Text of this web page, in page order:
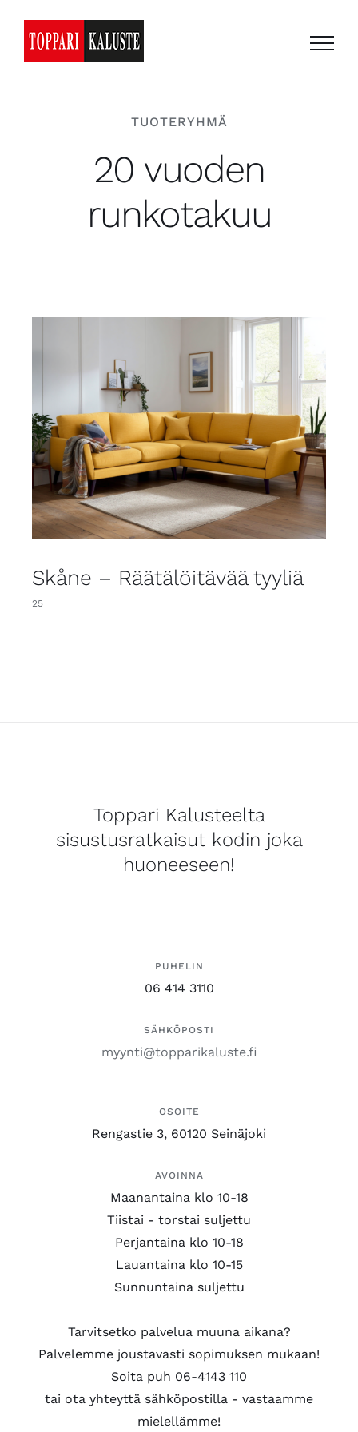
content
TUOTERYHMÄ
20 vuoden
runkotakuu
Skåne – Räätälöitävää tyyliä
25
Toppari Kalusteelta
sisustusratkaisut kodin joka
huoneeseen!
PUHELIN
06 414 3110
SÄHKÖPOSTI
myynti@topparikaluste.fi
OSOITE
Rengastie 3, 60120 Seinäjoki
AVOINNA
Maanantaina klo 10-18
Tiistai - torstai suljettu
Perjantaina klo 10-18
Lauantaina klo 10-15
Sunnuntaina suljettu
Tarvitsetko palvelua muuna aikana?
Palvelemme joustavasti sopimuksen mukaan!
Soita puh 06-4143 110
tai ota yhteyttä sähköpostilla - vastaamme
mielellämme!